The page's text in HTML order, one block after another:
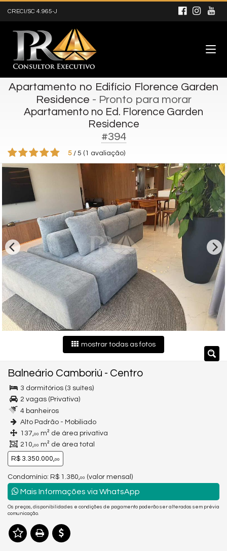
CRECI/SC 4.965-J
Apartamento no Edifício Florence Garden
Residence - Pronto para morar
Apartamento no Ed. Florence Garden
Residence
#394
5 / 5 ( 1 avaliação)
mostrar todas as fotos
Balneário Camboriú - Centro
3 dormitórios (3 suítes)
2 vagas (Privativa)
4 banheiros
Alto Padrão - Mobiliado
137,00 m² de área privativa
210,00 m² de área total
R$ 3.350.000,00
Condomínio: R$ 1.380, 00 (valor mensal)
Mais Informações via WhatsApp
Os preços, disponibilidades e condições de pagamento poderão ser alterados sem prévia
comunicação.